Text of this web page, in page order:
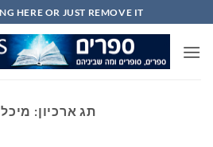
to
content
HERE OR JUST REMOVE IT...
תג ארכיון: